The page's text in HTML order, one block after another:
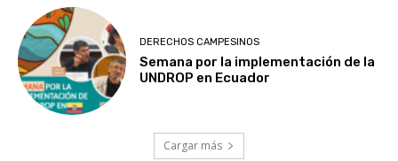
DERECHOS CAMPESINOS
Semana por la implementación de la
UNDROP en Ecuador
Cargar más